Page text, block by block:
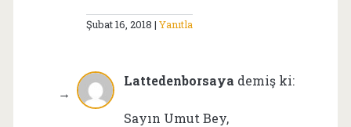
Şubat 16, 2018 Yanıtla
Lattedenborsaya demiş ki:
Sayın Umut Bey,